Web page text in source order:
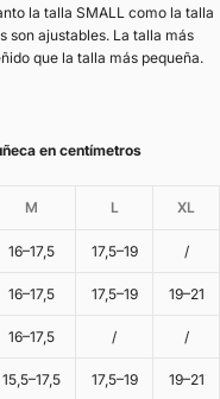
la talla SMALL como la talla
son ajustables. La talla más
que la talla más pequeña.
en centímetros
M L XL
16–17,5 17,5–19 /
16–17,5 17,5–19 19–21
16–17,5 / /
15,5–17,5 17,5–19 19–21